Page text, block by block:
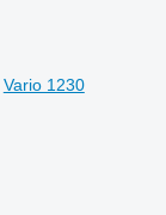
Vario 1230